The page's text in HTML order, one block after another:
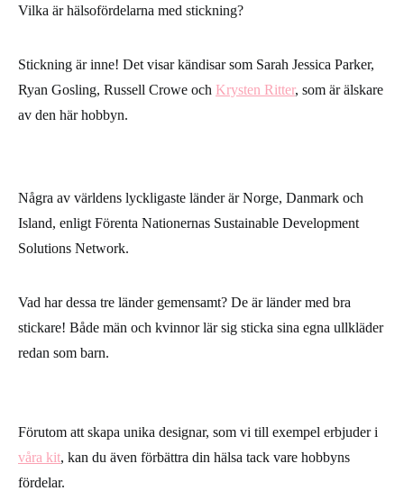
Vilka är hälsofördelarna med stickning?
Stickning är inne! Det visar kändisar som Sarah Jessica Parker,
Ryan Gosling, Russell Crowe och Krysten Ritter, som är älskare
av den här hobbyn.
Några av världens lyckligaste länder är Norge, Danmark och
Island, enligt Förenta Nationernas Sustainable Development
Solutions Network.
Vad har dessa tre länder gemensamt? De är länder med bra
stickare! Både män och kvinnor lär sig sticka sina egna ullkläder
redan som barn.
Förutom att skapa unika designar, som vi till exempel erbjuder i
våra kit, kan du även förbättra din hälsa tack vare hobbyns
fördelar.